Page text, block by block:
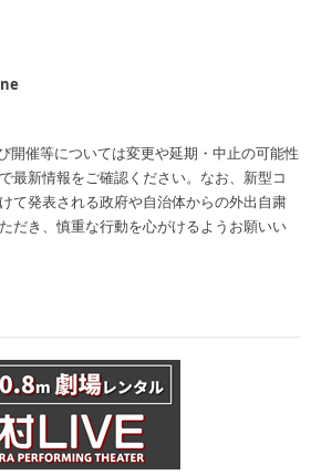
開催等については変更や延期・中止の可能性
最新情報をご確認ください。なお、新型コ
て発表される政府や自治体からの外出自粛
だき、慎重な行動を心がけるようお願いい